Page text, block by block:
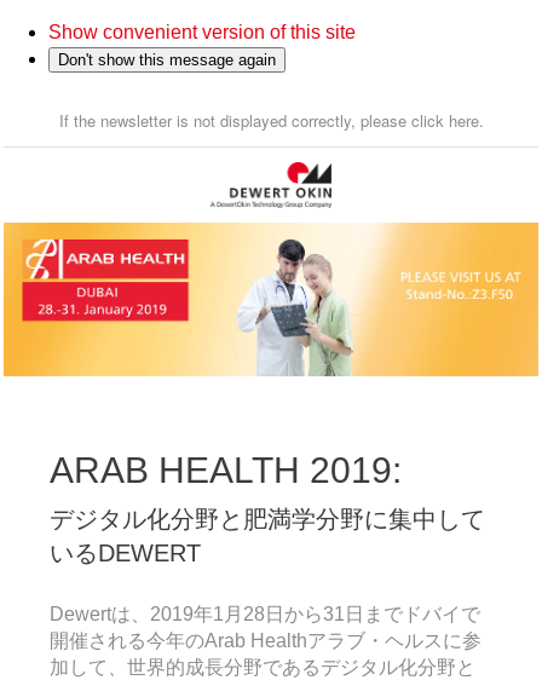
Show convenient version of this site
Don't show this message again
If the newsletter is not displayed correctly, please click here.
ARAB HEALTH 2019:
デジタル化分野と肥満学分野に集中して
いるDEWERT
Dewertは、2019年1月28日から31日までドバイで
開催される今年のArab Healthアラブ・ヘルスに参
加して、世界的成長分野であるデジタル化分野と